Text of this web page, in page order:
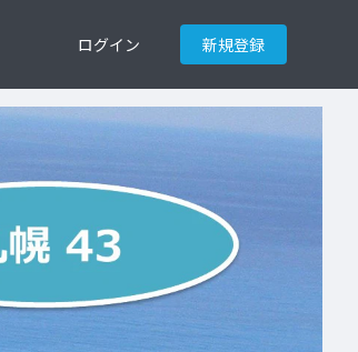
ログイン 新規登録